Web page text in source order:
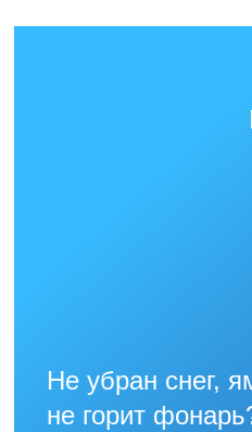
Не убран снег,
не горит